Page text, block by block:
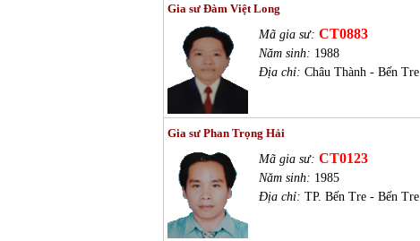
Gia sư Đàm Việt Long
Mã gia sư: CT0883
Năm sinh: 1988
Địa chỉ: Châu Thành - Bến Tre
Gia sư Phan Trọng Hải
Mã gia sư: CT0123
Năm sinh: 1985
Địa chỉ: TP. Bến Tre - Bến Tre